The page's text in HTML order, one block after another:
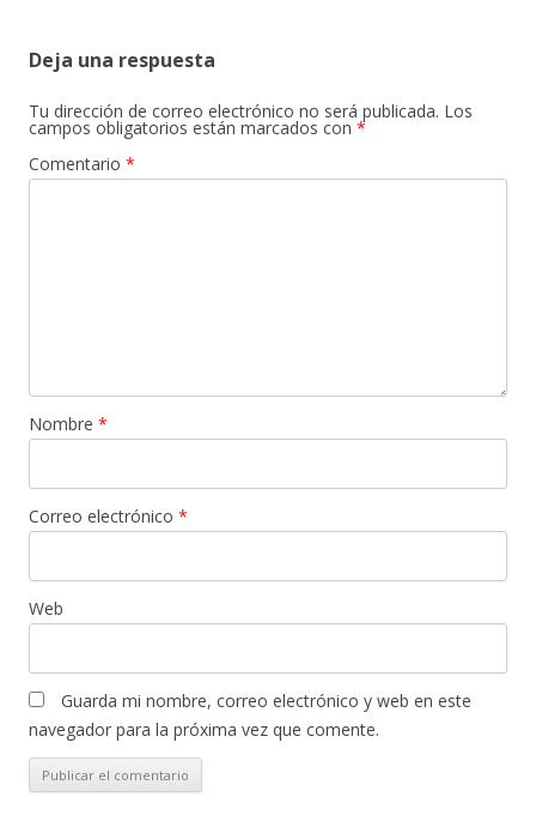
Deja una respuesta
Tu dirección de correo electrónico no será publicada. Los
campos obligatorios están marcados con *
Comentario *
Nombre *
Correo electrónico *
Web
Guarda mi nombre, correo electrónico y web en este
navegador para la próxima vez que comente.